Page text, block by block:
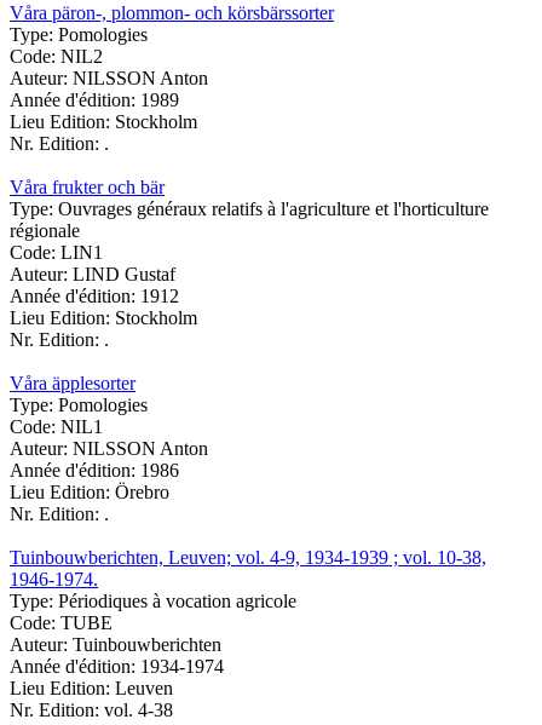
Våra päron-, plommon- och körsbärssorter
Type: Pomologies
Code: NIL2
Auteur: NILSSON Anton
Année d'édition: 1989
Lieu Edition: Stockholm
Nr. Edition: .
Våra frukter och bär
Type: Ouvrages généraux relatifs à l'agriculture et l'horticulture
régionale
Code: LIN1
Auteur: LIND Gustaf
Année d'édition: 1912
Lieu Edition: Stockholm
Nr. Edition: .
Våra äpplesorter
Type: Pomologies
Code: NIL1
Auteur: NILSSON Anton
Année d'édition: 1986
Lieu Edition: Örebro
Nr. Edition: .
Tuinbouwberichten, Leuven; vol. 4-9, 1934-1939 ; vol. 10-38,
1946-1974.
Type: Périodiques à vocation agricole
Code: TUBE
Auteur: Tuinbouwberichten
Année d'édition: 1934-1974
Lieu Edition: Leuven
Nr. Edition: vol. 4-38